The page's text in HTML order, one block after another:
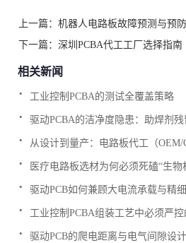
上一篇：机器人电路板故障预测与预
下一篇：深圳PCBA代工工厂选择指南
相关新闻
工业控制PCBA的测试全覆盖策略
.
驱动PCBA的洁净度隐患：助焊剂残
.
从设计到量产：电路板代工（OEM/
.
医疗电路板选材为何必须死磕“生物
.
驱动PCB如何兼顾大电流承载与精
.
工业控制PCBA组装工艺中必须严
.
驱动PCB的爬电距离与电气间隙设
.